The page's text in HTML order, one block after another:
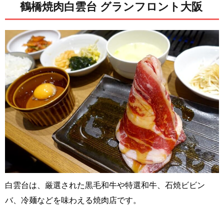
鶴橋焼肉白雲台 グランフロント大阪
白雲台は、厳選された黒毛和牛や特選和牛、石焼ビビン
バ、冷麺などを味わえる焼肉店です。